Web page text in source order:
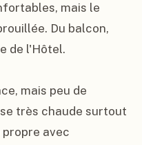
mais le
Du balcon,
de l'Hôtel.
mais peu de
très chaude surtout
propre avec